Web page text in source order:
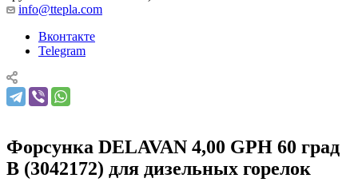
info@ttepla.com
Вконтакте
Telegram
Форсунка DELAVAN 4,00 GPH 60 град
B (3042172) для дизельных горелок